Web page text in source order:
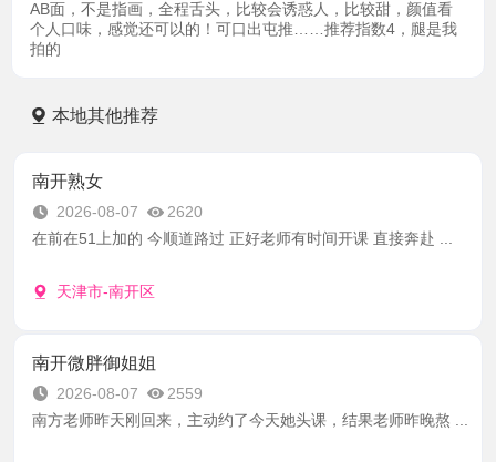
AB面，不是指画，全程舌头，比较会诱惑人，比较甜，颜值看
个人口味，感觉还可以的！可口出屯推……推荐指数4，腿是我
拍的
本地其他推荐
南开熟女
2026-08-07
2620
在前在51上加的 今顺道路过 正好老师有时间开课 直接奔赴 ...
天津市-南开区
南开微胖御姐姐
2026-08-07
2559
南方老师昨天刚回来，主动约了今天她头课，结果老师昨晚熬 ...